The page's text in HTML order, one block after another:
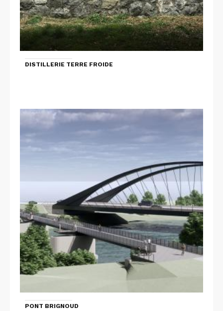
DISTILLERIE TERRE FROIDE
PONT BRIGNOUD